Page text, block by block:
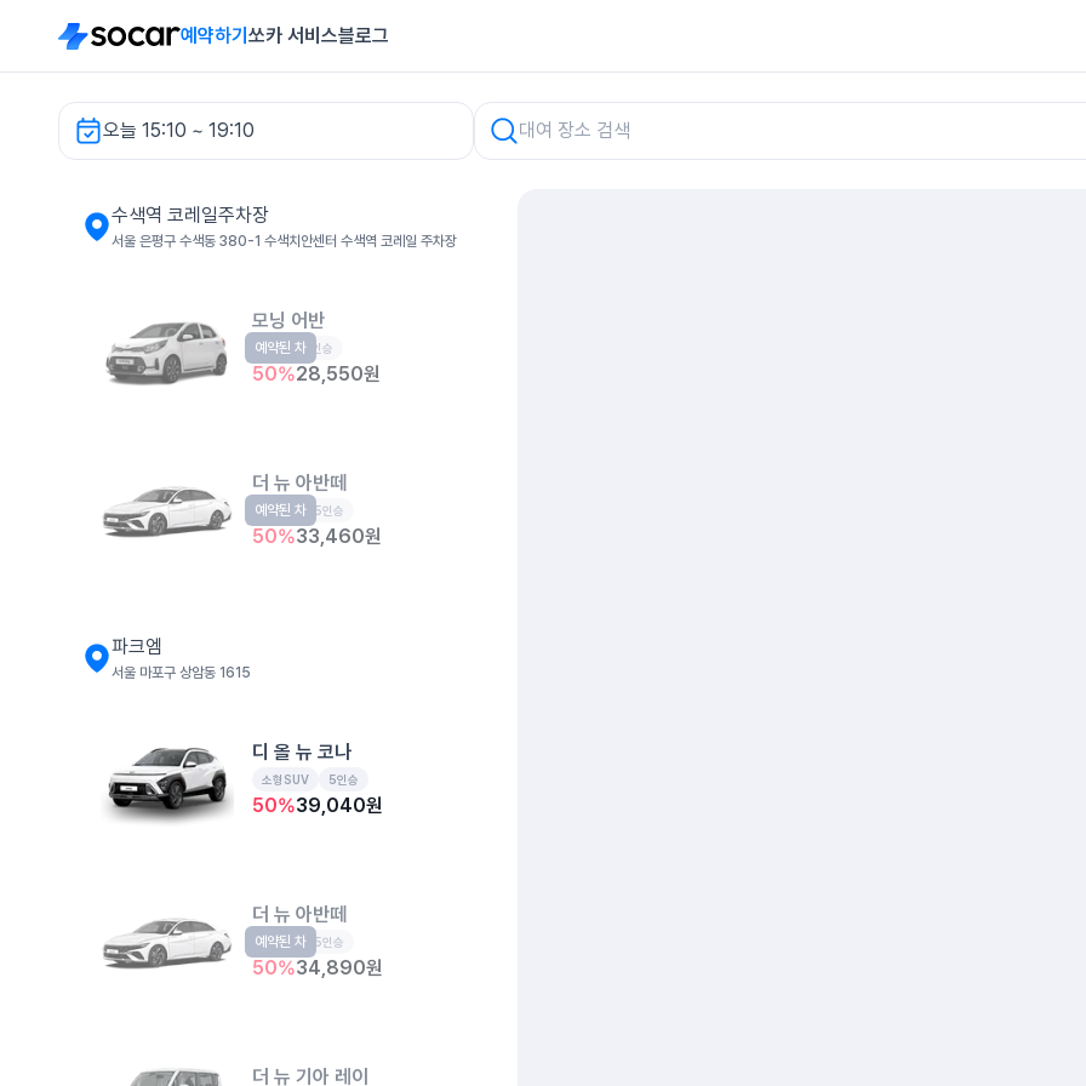
예약하기 쏘카 서비스블로그
오늘 15:10 ~ 19:10
수색역 코레일주차장
서울 은평구 수색동 380-1 수색치안센터 수색역 코레일 주차장
모닝 어반
경형 5인승
50%28,550원
예약된 차
더 뉴 아반떼
준중형 5인승
50%33,460원
예약된 차
파크엠
서울 마포구 상암동 1615
디 올 뉴 코나
소형SUV 5인승
50%39,040원
더 뉴 아반떼
준중형 5인승
50%34,890원
예약된 차
더 뉴 기아 레이